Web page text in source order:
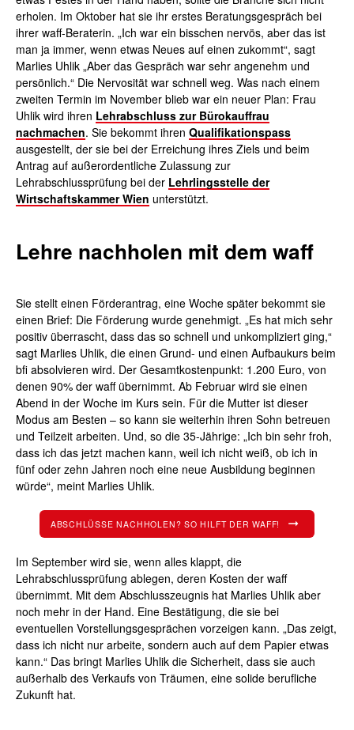
erholen. Im Oktober hat sie ihr erstes Beratungsgespräch bei
ihrer waff-Beraterin. „Ich war ein bisschen nervös, aber das ist
man ja immer, wenn etwas Neues auf einen zukommt“, sagt
Marlies Uhlik „Aber das Gespräch war sehr angenehm und
persönlich.“ Die Nervosität war schnell weg. Was nach einem
zweiten Termin im November blieb war ein neuer Plan: Frau
Uhlik wird ihren Lehrabschluss zur Bürokauffrau
nachmachen. Sie bekommt ihren Qualifikationspass
ausgestellt, der sie bei der Erreichung ihres Ziels und beim
Antrag auf außerordentliche Zulassung zur
Lehrabschlussprüfung bei der Lehrlingsstelle der
Wirtschaftskammer Wien unterstützt.
Lehre nachholen mit dem waff
Sie stellt einen Förderantrag, eine Woche später bekommt sie
einen Brief: Die Förderung wurde genehmigt. „Es hat mich sehr
positiv überrascht, dass das so schnell und unkompliziert ging,“
sagt Marlies Uhlik, die einen Grund- und einen Aufbaukurs beim
bfi absolvieren wird. Der Gesamtkostenpunkt: 1.200 Euro, von
denen 90% der waff übernimmt. Ab Februar wird sie einen
Abend in der Woche im Kurs sein. Für die Mutter ist dieser
Modus am Besten – so kann sie weiterhin ihren Sohn betreuen
und Teilzeit arbeiten. Und, so die 35-Jährige: „Ich bin sehr froh,
dass ich das jetzt machen kann, weil ich nicht weiß, ob ich in
fünf oder zehn Jahren noch eine neue Ausbildung beginnen
würde“, meint Marlies Uhlik.
ABSCHLÜSSE NACHHOLEN? SO HILFT DER WAFF!
Im September wird sie, wenn alles klappt, die
Lehrabschlussprüfung ablegen, deren Kosten der waff
übernimmt. Mit dem Abschlusszeugnis hat Marlies Uhlik aber
noch mehr in der Hand. Eine Bestätigung, die sie bei
eventuellen Vorstellungsgesprächen vorzeigen kann. „Das zeigt,
dass ich nicht nur arbeite, sondern auch auf dem Papier etwas
kann.“ Das bringt Marlies Uhlik die Sicherheit, dass sie auch
außerhalb des Verkaufs von Träumen, eine solide berufliche
Zukunft hat.